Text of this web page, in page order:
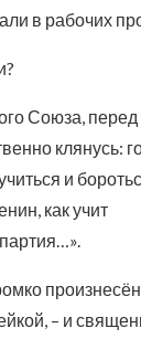
в рабочих
Союза,
клянусь:
и
как учит
– и